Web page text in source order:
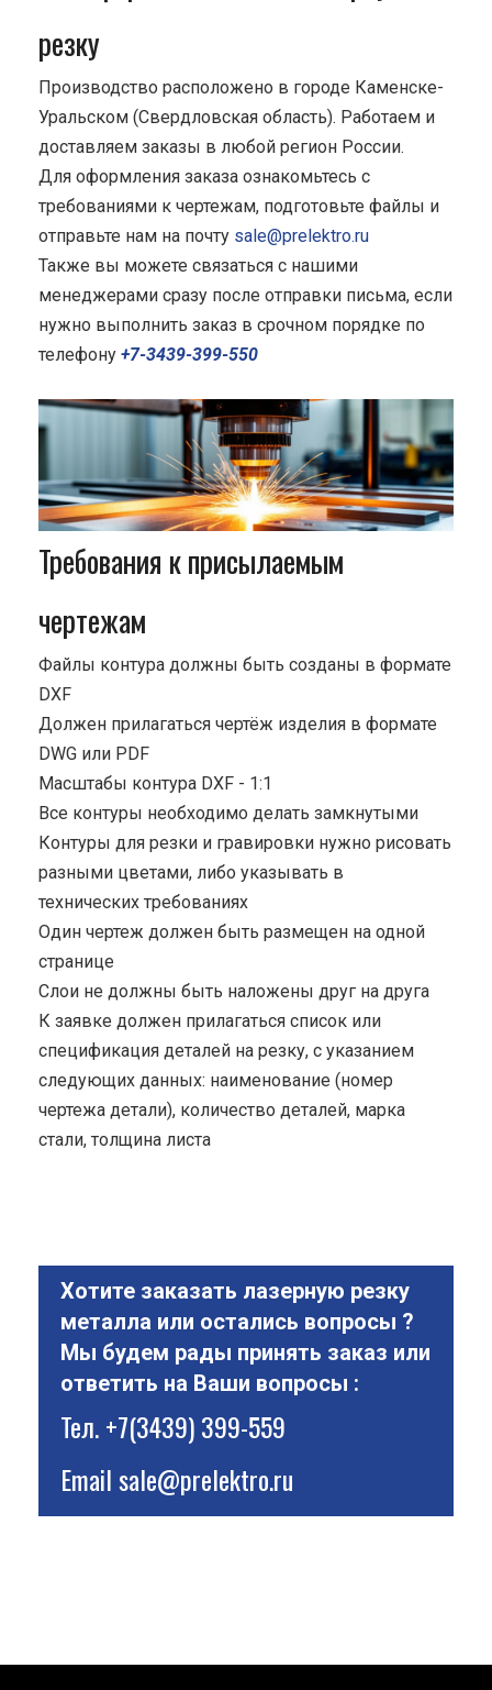
резку
Производство расположено в городе Каменске-
Уральском (Свердловская область). Работаем и
доставляем заказы в любой регион России.
Для оформления заказа ознакомьтесь с
требованиями к чертежам, подготовьте файлы и
отправьте нам на почту sale@prelektro.ru
Также вы можете связаться с нашими
менеджерами сразу после отправки письма, если
нужно выполнить заказ в срочном порядке по
телефону +7-3439-399-550
Требования к присылаемым
чертежам
Файлы контура должны быть созданы в формате
DXF
Должен прилагаться чертёж изделия в формате
DWG или PDF
Масштабы контура DXF - 1:1
Все контуры необходимо делать замкнутыми
Контуры для резки и гравировки нужно рисовать
разными цветами, либо указывать в
технических требованиях
Один чертеж должен быть размещен на одной
странице
Cлои не должны быть наложены друг на друга
К заявке должен прилагаться список или
спецификация деталей на резку, с указанием
следующих данных: наименование (номер
чертежа детали), количество деталей, марка
стали, толщина листа
Хотите заказать лазерную резку
металла или остались вопросы ?
Мы будем рады принять заказ или
ответить на Ваши вопросы :
Тел.+7(3439) 399-559
Emailsale@prelektro.ru